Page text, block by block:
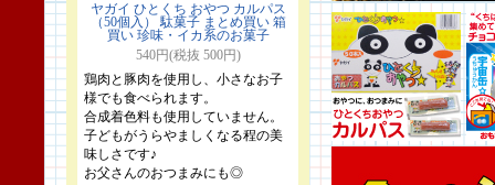
ヤガイ ひとくち おやつ カルパス
（50個入） 駄菓子 まとめ買い 箱
買い 珍味・イカ系のお菓子
540円(税抜 500円)
鶏肉と豚肉を使用し、小さなお子
様でも食べられます。
合成着色料も使用していません。
子どもがうらやましくなる程の美
味しさです♪
お父さんのおつまみにも◎